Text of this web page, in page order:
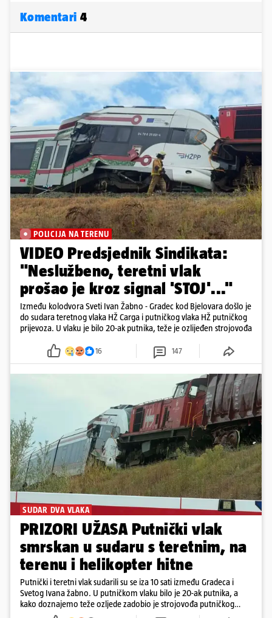
Komentari 4
POLICIJA NA TERENU
VIDEO Predsjednik Sindikata:
"Neslužbeno, teretni vlak
prošao je kroz signal 'STOJ'..."
Između kolodvora Sveti Ivan Žabno - Gradec kod Bjelovara došlo je
do sudara teretnog vlaka HŽ Carga i putničkog vlaka HŽ putničkog
prijevoza. U vlaku je bilo 20-ak putnika, teže je ozlijeđen strojovođa
16 147
SUDAR DVA VLAKA
PRIZORI UŽASA Putnički vlak
smrskan u sudaru s teretnim, na
terenu i helikopter hitne
Putnički i teretni vlak sudarili su se iza 10 sati između Gradeca i
Svetog Ivana žabno. U putničkom vlaku bilo je 20-ak putnika, a
kako doznajemo teže ozljede zadobio je strojovođa putničkog
vlaka. Zatvoren je promet, a fotoreporteri Prigorskog objavili su